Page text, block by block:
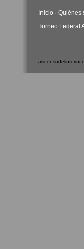
Inicio · Quiénes
Torneo Federal